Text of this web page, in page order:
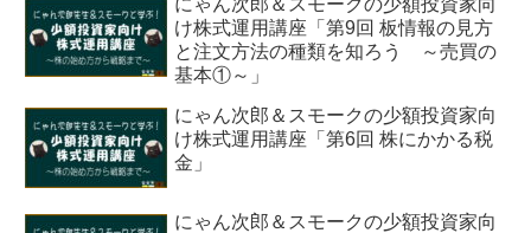
にゃん次郎＆スモークの少額投資家向
け株式運用講座「第9回 板情報の見方
と注文方法の種類を知ろう ～売買の
基本①～」
にゃん次郎＆スモークの少額投資家向
け株式運用講座「第6回 株にかかる税
金」
にゃん次郎＆スモークの少額投資家向